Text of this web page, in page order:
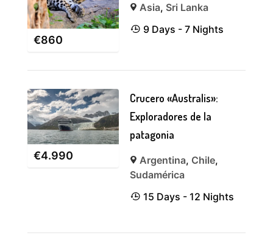
€860
Asia, Sri Lanka
9 Days - 7 Nights
€4.990
Crucero «Australis»:
Exploradores de la
patagonia
Argentina, Chile,
Sudamérica
15 Days - 12 Nights